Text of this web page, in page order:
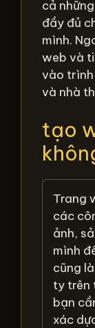
cả
đầy đủ
mình.
web và
vào
và nhà
tạo
Trang
các
ảnh,
mình
cũng
ty trên
bạn
xác